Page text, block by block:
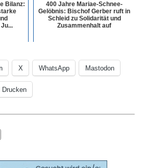
Bilanz:
400 Jahre Mariae-Schnee-
Gelöbnis: Bischof Gerber ruft in
Schleid zu Solidarität und
Zusammenhalt auf
X WhatsApp Mastodon
Drucken